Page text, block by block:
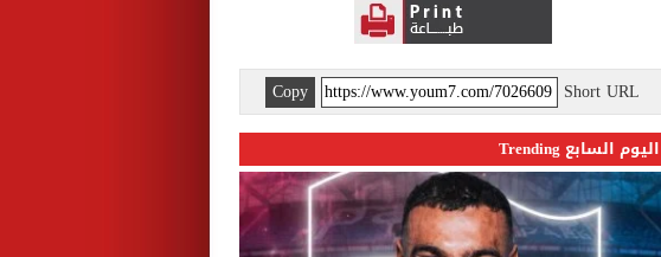
Short URL
Copy
اليوم السابع Trending